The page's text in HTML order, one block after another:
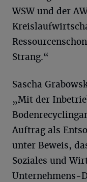
WSW und der
Strang.“
Sascha
„Mit der
Auftrag als
unter Beweis,
Soziales und
Unternehmens-